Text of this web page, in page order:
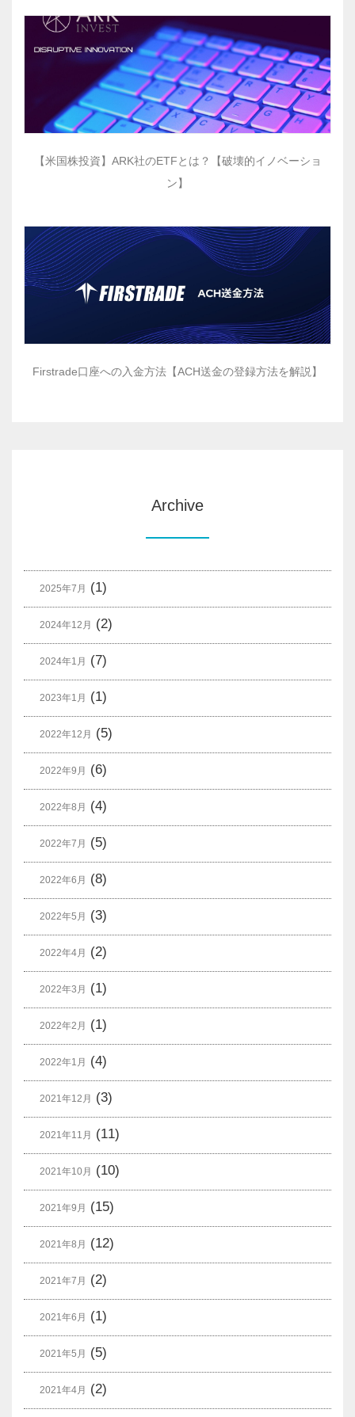
【米国株投資】ARK社のETFとは？【破壊的イノベーショ
ン】
Firstrade口座への入金方法【ACH送金の登録方法を解説】
Archive
2025年7月 (1)
2024年12月 (2)
2024年1月 (7)
2023年1月 (1)
2022年12月 (5)
2022年9月 (6)
2022年8月 (4)
2022年7月 (5)
2022年6月 (8)
2022年5月 (3)
2022年4月 (2)
2022年3月 (1)
2022年2月 (1)
2022年1月 (4)
2021年12月 (3)
2021年11月 (11)
2021年10月 (10)
2021年9月 (15)
2021年8月 (12)
2021年7月 (2)
2021年6月 (1)
2021年5月 (5)
2021年4月 (2)